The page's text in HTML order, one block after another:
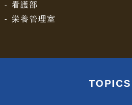
看護部
栄養管理室
TOPICS